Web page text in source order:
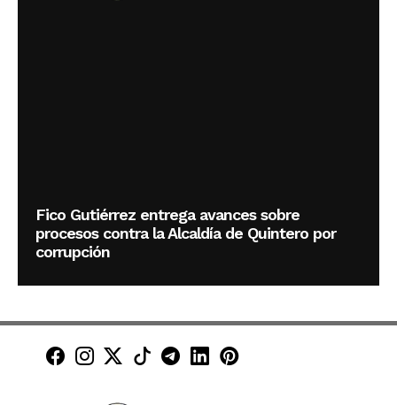
Fico Gutiérrez entrega avances sobre
procesos contra la Alcaldía de Quintero por
corrupción
Minuto30 en Facebook
Minuto30 en Instagram
Minuto30 en X (Twitter)
Minuto30 en TikTok
Canal de Minuto30 en
Minuto30 en LinkedIn
Minuto30 en